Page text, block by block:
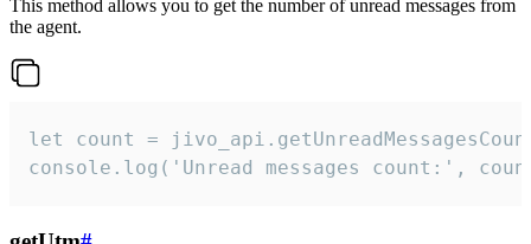
This method allows you to get the number of unread messages from
the agent.
let count =
console.log('Unread messages count:',